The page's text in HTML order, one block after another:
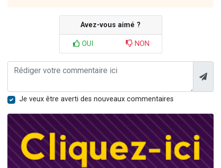
Avez-vous aimé ?
OUI NON
Je veux être averti des nouveaux commentaires